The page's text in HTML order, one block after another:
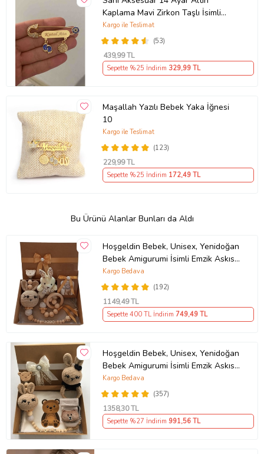
Kaplama Mavi Zirkon Taşlı İsimli
Erkek Bebek Yaka İğnesi IBCB004
(53)
Kargo ile Teslimat
439,99 TL
Sepette %25 İndirim 329,99 TL
Maşallah Yazılı Bebek Yaka İğnesi
10
(123)
Kargo ile Teslimat
229,99 TL
Sepette %25 İndirim 172,49 TL
Bu Ürünü Alanlar Bunları da Aldı
Hoşgeldin Bebek, Unisex, Yenidoğan
Bebek Amigurumi İsimli Emzik Askısı
Hediye Seti
(192)
Kargo Bedava
1149,49 TL
Sepette 400 TL İndirim 749,49 TL
Hoşgeldin Bebek, Unisex, Yenidoğan
Bebek Amigurumi İsimli Emzik Askısı
Hediye Seti
(357)
Kargo Bedava
1358,30 TL
Sepette %27 İndirim 991,56 TL